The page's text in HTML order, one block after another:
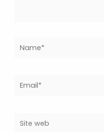
Name*
Email*
Site